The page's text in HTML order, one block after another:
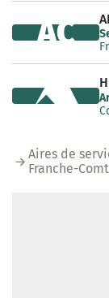
AC
Aires de
Franche-